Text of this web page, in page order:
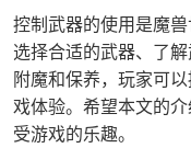
控制武器的使用是魔
选择合适的武器、了
附魔和保养，玩家可
戏体验。希望本文的
受游戏的乐趣。